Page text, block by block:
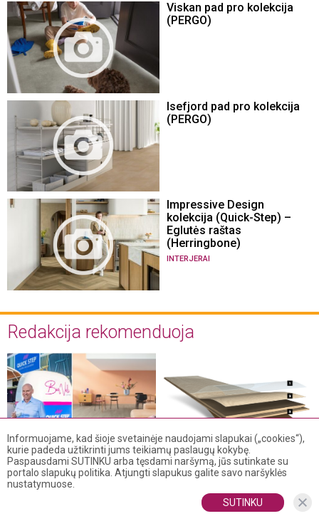
Viskan pad pro kolekcija
(PERGO)
Isefjord pad pro kolekcija
(PERGO)
Impressive Design
kolekcija (Quick-Step) –
Eglutės raštas
(Herringbone)
INTERJERAI
Redakcija rekomenduoja
„Quick-Step“ grindų kūrėjų
genuose – nuolatinis
tobulumo siekimas:
švenčiamas 25 metų
Laminato klasės
GRINDŲ ABC ,GRINDYS
1749
Informuojame, kad šioje svetainėje naudojami slapukai („cookies“),
kurie padeda užtikrinti jums teikiamų paslaugų kokybę.
Paspausdami SUTINKU arba tęsdami naršymą, jūs sutinkate su
portalo slapukų politika. Atjungti slapukus galite savo naršyklės
nustatymuose.
SUTINKU